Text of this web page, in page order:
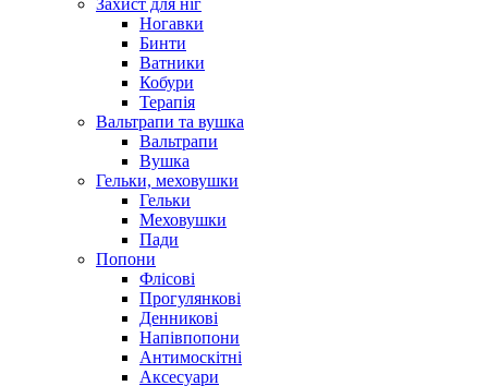
Захист для ніг
Ногавки
Бинти
Ватники
Кобури
Терапія
Вальтрапи та вушка
Вальтрапи
Вушка
Гельки, меховушки
Гельки
Меховушки
Пади
Попони
Флісові
Прогулянкові
Денникові
Напівпопони
Антимоскітні
Аксесуари